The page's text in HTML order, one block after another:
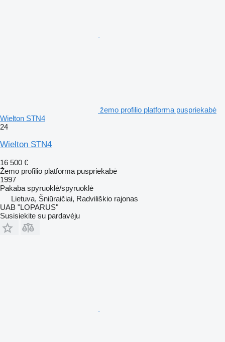
žemo profilio platforma puspriekabė
Wielton STN4
24
Wielton STN4
16 500 €
Žemo profilio platforma puspriekabė
1997
Pakaba spyruoklė/spyruoklė
Lietuva, Šniūraičiai, Radviliškio rajonas
UAB "LOPARUS"
Susisiekite su pardavėju